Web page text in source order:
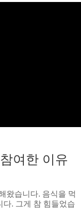
여한 이유
왔습니다. 음식을 먹
다. 그게 참 힘들었습